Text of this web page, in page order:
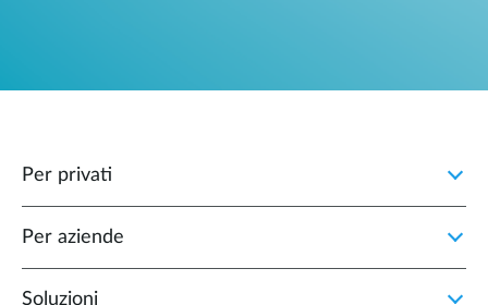
Per privati
Per aziende
Soluzioni